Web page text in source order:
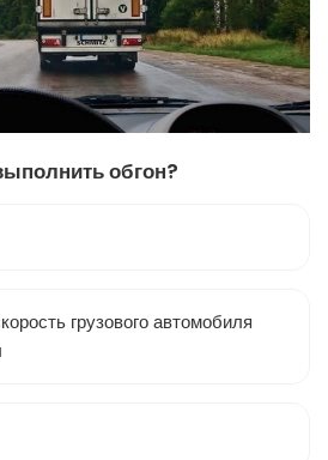
обгон?
грузового автомобиля